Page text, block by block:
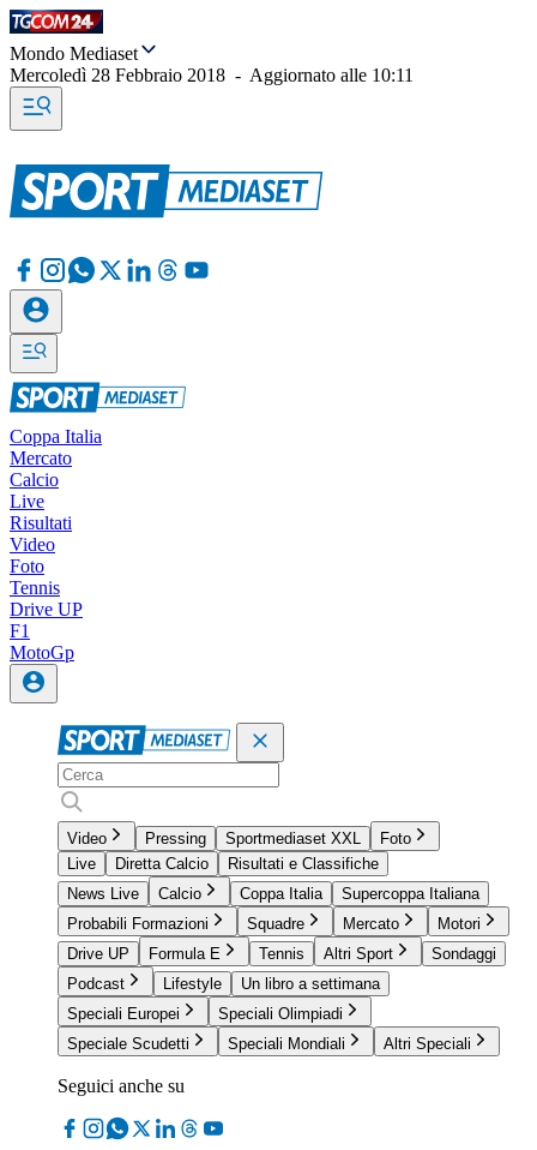
Mondo Mediaset
Mercoledì 28 Febbraio 2018 - Aggiornato alle 10:11
Coppa Italia
Mercato
Calcio
Live
Risultati
Video
Foto
Tennis
Drive UP
F1
MotoGp
Video Pressing Sportmediaset XXL
Foto
Live
Diretta Calcio
Risultati e Classifiche
News Live
Calcio Coppa Italia
Supercoppa Italiana
Probabili Formazioni
Squadre Mercato
Motori
Drive UP
Formula E Tennis Altri Sport
Sondaggi
Podcast
Lifestyle
Un libro a settimana
Speciali Europei
Speciali Olimpiadi
Speciale Scudetti
Speciali Mondiali Altri Speciali
Seguici anche su